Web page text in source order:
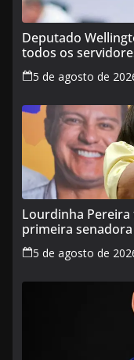
Deputado
todos os
Maranhão
5 de agosto de
Lourdinha Pereira
primeira
5 de agosto de